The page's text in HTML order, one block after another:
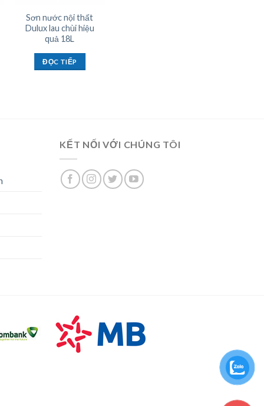
Sơn nước nội thất
Dulux lau chùi hiệu
quả 18L
ĐỌC TIẾP
KẾT NỐI VỚI CHÚNG TÔI